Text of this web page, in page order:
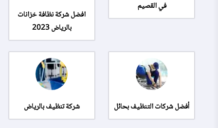
في القصيم
افضل شركة نظافة خزانات
بالرياض 2023
أفضل شركات التنظيف بحائل شركة تنظيف بالرياض